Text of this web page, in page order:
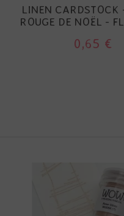
LINEN CARDSTOCK
ROUGE DE NOËL -
0,65 €